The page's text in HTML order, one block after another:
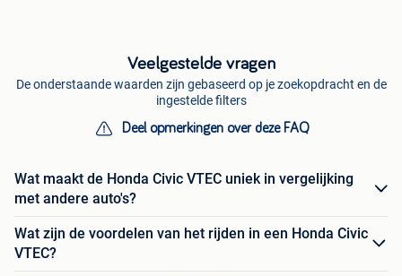
Veelgestelde vragen
De onderstaande waarden zijn gebaseerd op je zoekopdracht en de
ingestelde filters
Deel opmerkingen over deze FAQ
Wat maakt de Honda Civic VTEC uniek in vergelijking
met andere auto's?
Wat zijn de voordelen van het rijden in een Honda Civic
VTEC?